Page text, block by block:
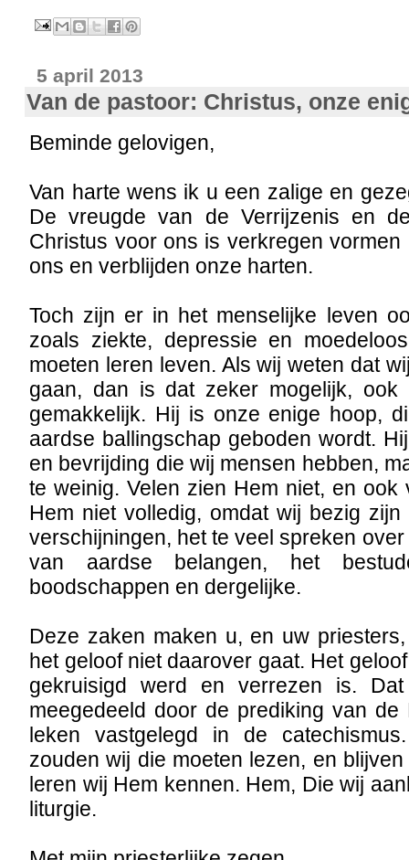
5 april 2013
Van de pastoor: Christus, onze
Beminde gelovigen,
Van harte wens ik u een zalige en
De vreugde van de Verrijzenis en
Christus voor ons is verkregen
ons en verblijden onze harten.
Toch zijn er in het menselijke leven
zoals ziekte, depressie en
moeten leren leven. Als wij weten dat
gaan, dan is dat zeker mogelijk,
gemakkelijk. Hij is onze enige hoop,
aardse ballingschap geboden wordt.
en bevrijding die wij mensen hebben,
te weinig. Velen zien Hem niet, en ook
Hem niet volledig, omdat wij bezig
verschijningen, het te veel spreken
van aardse belangen, het
boodschappen en dergelijke.
Deze zaken maken u, en uw
het geloof niet daarover gaat. Het
gekruisigd werd en verrezen is.
meegedeeld door de prediking van
leken vastgelegd in de
zouden wij die moeten lezen, en
leren wij Hem kennen. Hem, Die wij
liturgie.